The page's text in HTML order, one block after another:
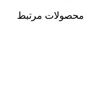
محصولات مرتبط